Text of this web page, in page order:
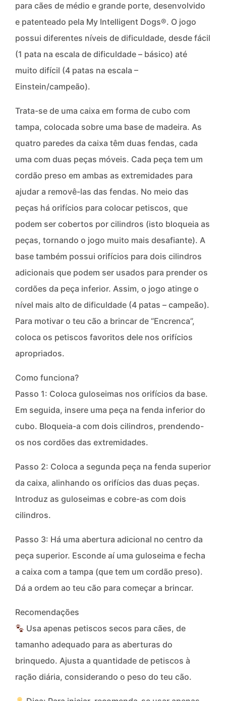
para cães de médio e grande porte, desenvolvido
e patenteado pela My Intelligent Dogs®. O jogo
possui diferentes níveis de dificuldade, desde fácil
(1 pata na escala de dificuldade – básico) até
muito difícil (4 patas na escala –
Einstein/campeão).
Trata-se de uma caixa em forma de cubo com
tampa, colocada sobre uma base de madeira. As
quatro paredes da caixa têm duas fendas, cada
uma com duas peças móveis. Cada peça tem um
cordão preso em ambas as extremidades para
ajudar a removê-las das fendas. No meio das
peças há orifícios para colocar petiscos, que
podem ser cobertos por cilindros (isto bloqueia as
peças, tornando o jogo muito mais desafiante). A
base também possui orifícios para dois cilindros
adicionais que podem ser usados para prender os
cordões da peça inferior. Assim, o jogo atinge o
nível mais alto de dificuldade (4 patas – campeão).
Para motivar o teu cão a brincar de “Encrenca”,
coloca os petiscos favoritos dele nos orifícios
apropriados.
Como funciona?
Passo 1: Coloca guloseimas nos orifícios da base.
Em seguida, insere uma peça na fenda inferior do
cubo. Bloqueia-a com dois cilindros, prendendo-
os nos cordões das extremidades.
Passo 2: Coloca a segunda peça na fenda superior
da caixa, alinhando os orifícios das duas peças.
Introduz as guloseimas e cobre-as com dois
cilindros.
Passo 3: Há uma abertura adicional no centro da
peça superior. Esconde aí uma guloseima e fecha
a caixa com a tampa (que tem um cordão preso).
Dá a ordem ao teu cão para começar a brincar.
Recomendações
Usa apenas petiscos secos para cães, de
tamanho adequado para as aberturas do
brinquedo. Ajusta a quantidade de petiscos à
ração diária, considerando o peso do teu cão.